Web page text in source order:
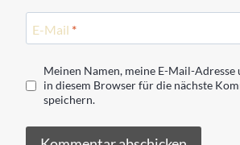
E-Mail *
Meinen Namen, meine E-Mail-Adresse
in diesem Browser für die nächste
speichern.